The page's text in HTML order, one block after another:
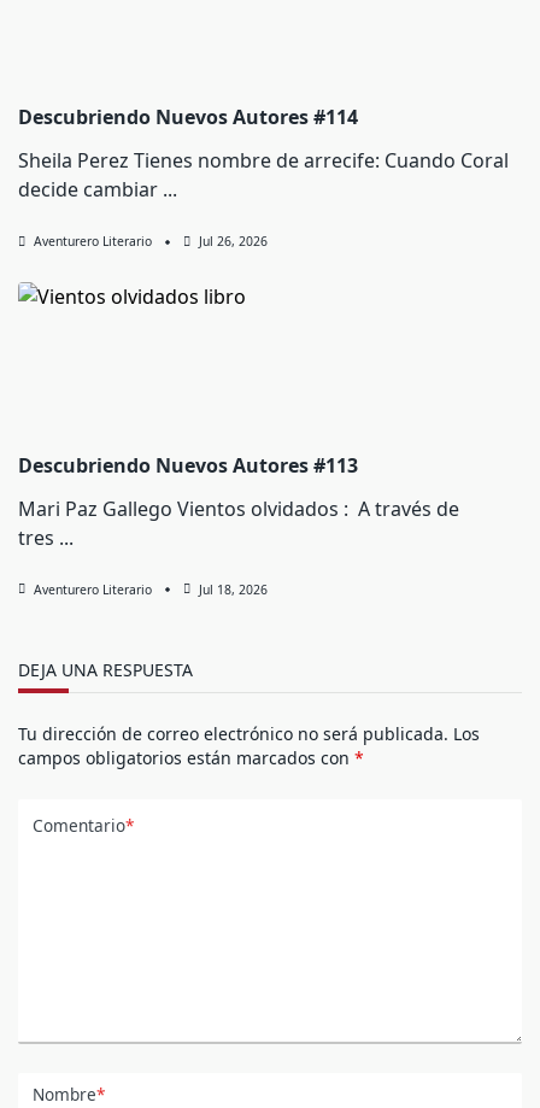
Descubriendo Nuevos Autores #114
Sheila Perez Tienes nombre de arrecife: Cuando Coral
decide cambiar ...
Aventurero Literario Jul 26, 2026
Descubriendo Nuevos Autores #113
Mari Paz Gallego Vientos olvidados : A través de
tres ...
Aventurero Literario Jul 18, 2026
DEJA UNA RESPUESTA
Tu dirección de correo electrónico no será publicada. Los
campos obligatorios están marcados con *
Comentario*
Nombre*